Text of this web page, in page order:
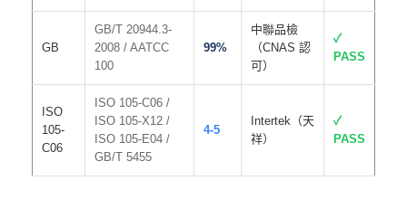
GB
GB/T 20944.3-
2008 / AATCC
100
99%
中聯品檢
（CNAS 認
可）
✓
PASS
ISO
105-
C06
ISO 105-C06 /
ISO 105-X12 /
ISO 105-E04 /
GB/T 5455
4-5
Intertek（天
祥）
✓
PASS